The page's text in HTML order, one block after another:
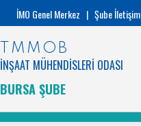
İMO Genel Merkez | Şube İletişim
TMMOB
İNŞAAT MÜHENDİSLERİ ODASI
BURSA ŞUBE